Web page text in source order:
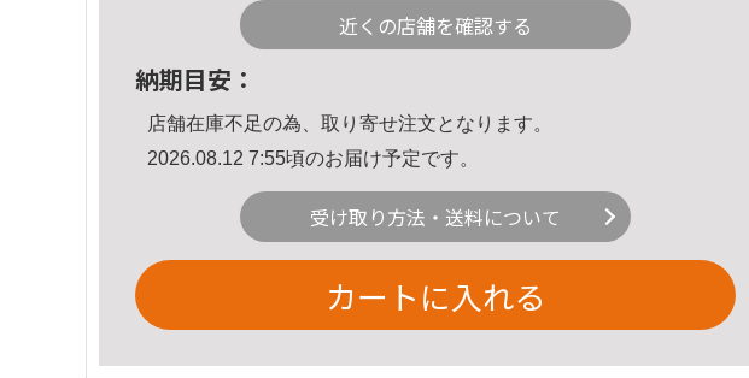
近くの店舗を確認する
納期目安：
店舗在庫不足の為、取り寄せ注文となります。
2026.08.12 7:55頃のお届け予定です。
受け取り方法・送料について
カートに入れる